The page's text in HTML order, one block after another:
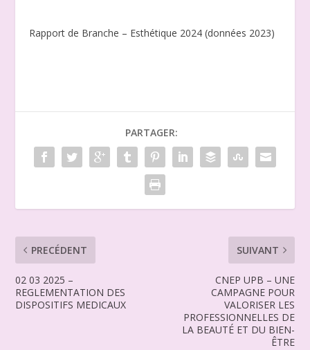
Rapport de Branche – Esthétique 2024 (données 2023)
PARTAGER:
PRECÉDENT
02 03 2025 –
REGLEMENTATION DES
DISPOSITIFS MEDICAUX
SUIVANT
CNEP UPB – UNE
CAMPAGNE POUR
VALORISER LES
PROFESSIONNELLES DE
LA BEAUTÉ ET DU BIEN-
ÊTRE